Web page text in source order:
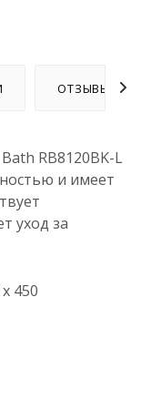
ОТЗЫВЫ
RB8120BK-L
и имеет
уход за
450